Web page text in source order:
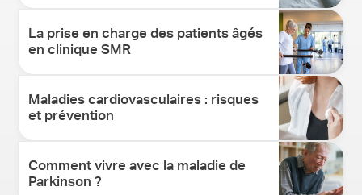
La prise en charge des patients âgés
en clinique SMR
Maladies cardiovasculaires : risques
et prévention
Comment vivre avec la maladie de
Parkinson ?